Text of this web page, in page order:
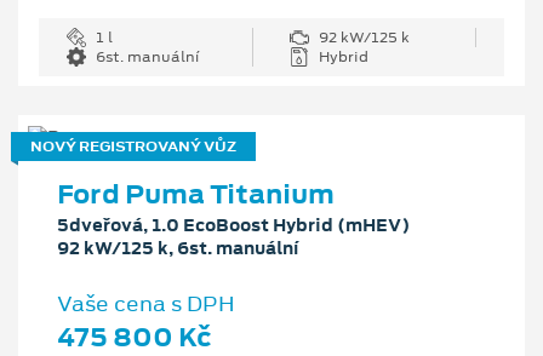
1 l
92 kW/125 k
6st. manuální
Hybrid
NOVÝ REGISTROVANÝ VŮZ
Ford Puma Titanium
5dveřová, 1.0 EcoBoost Hybrid (mHEV)
92 kW/125 k, 6st. manuální
Vaše cena s DPH
475 800 Kč